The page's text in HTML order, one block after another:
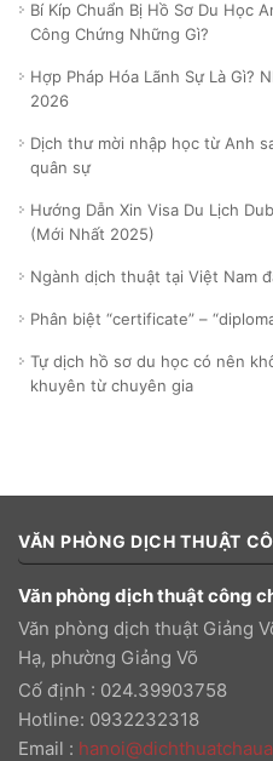
Bí Kíp Chuẩn Bị Hồ Sơ Du Học
Công Chứng Những Gì?
Hợp Pháp Hóa Lãnh Sự Là Gì?
2026
Dịch thư mời nhập học từ Anh
quân sự
Hướng Dẫn Xin Visa Du Lịch
(Mới Nhất 2025)
Ngành dịch thuật tại Việt Nam
Phân biệt “certificate” –
Tự dịch hồ sơ du học có nên
khuyên từ chuyên gia
VĂN PHÒNG DỊCH THUẬT
Văn phòng dịch thuật công
Văn phòng dịch thuật Giảng
Hạ, phường Giảng Võ
Cố định : 024.39903758
Hotline: 0932232318
Email :